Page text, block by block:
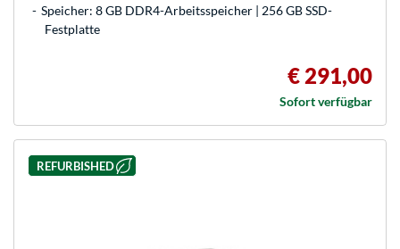
Speicher: 8 GB DDR4-Arbeitsspeicher | 256 GB SSD-
Festplatte
€ 291,00
Sofort verfügbar
REFURBISHED